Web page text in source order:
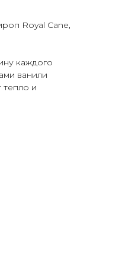
Royal Cane,
каждого
ванили
тепло и